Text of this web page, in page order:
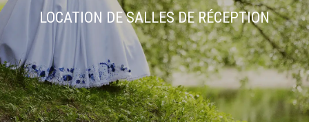
LOCATION DE SALLES DE RÉCEPTION